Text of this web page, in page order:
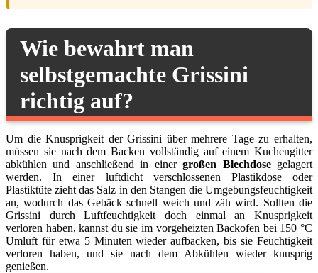
Wie bewahrt man
selbstgemachte Grissini
richtig auf?
Um die Knusprigkeit der Grissini über mehrere Tage zu erhalten,
müssen sie nach dem Backen vollständig auf einem Kuchengitter
abkühlen und anschließend in einergroßen Blechdosegelagert
werden. In einer luftdicht verschlossenen Plastikdose oder
Plastiktüte zieht das Salz in den Stangen die Umgebungsfeuchtigkeit
an, wodurch das Gebäck schnell weich und zäh wird. Sollten die
Grissini durch Luftfeuchtigkeit doch einmal an Knusprigkeit
verloren haben, kannst du sie im vorgeheizten Backofen bei 150 °C
Umluft für etwa 5 Minuten wieder aufbacken, bis sie Feuchtigkeit
verloren haben, und sie nach dem Abkühlen wieder knusprig
genießen.